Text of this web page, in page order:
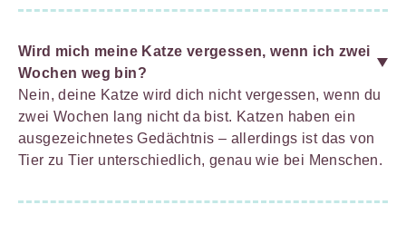
Wird mich meine Katze vergessen, wenn ich zwei
Wochen weg bin?
Nein, deine Katze wird dich nicht vergessen, wenn du
zwei Wochen lang nicht da bist. Katzen haben ein
ausgezeichnetes Gedächtnis – allerdings ist das von
Tier zu Tier unterschiedlich, genau wie bei Menschen.